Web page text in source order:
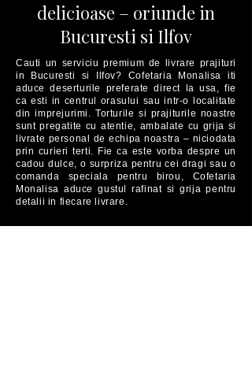
delicioase – oriunde in
Bucuresti si Ilfov
Cauti un serviciu premium de livrare prajituri
in Bucuresti si Ilfov? Cofetaria Monalisa iti
aduce deserturile preferate direct la usa, fie
ca esti in centrul orasului sau intr-o localitate
din imprejurimi. Torturile si prajiturile noastre
sunt pregatite cu atentie, ambalate cu grija si
livrate personal de echipa noastra – niciodata
prin curieri terti. Fie ca este vorba despre un
cadou dulce, o surpriza pentru cei dragi sau o
comanda speciala pentru birou, Cofetaria
Monalisa aduce gustul rafinat si grija pentru
detalii in fiecare livrare.